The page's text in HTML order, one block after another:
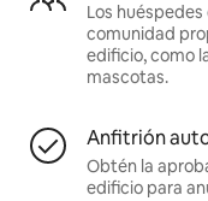
Los
comunidad
edificio, como
mascotas.
Anfitrión
Obtén la
edificio para